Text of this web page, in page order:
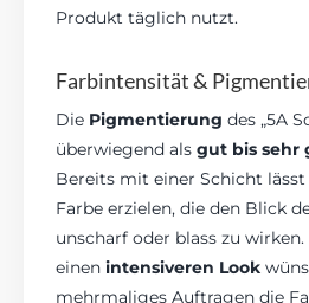
Produkt täglich nutzt.
Farbintensität &
Die Pigmentierung des „5A
überwiegend alsgut bis sehr
Bereits mit einer Schicht
Farbe erzielen, die den Blick
unscharf oder blass zu
einenintensiveren Look
mehrmaliges Auftragen die